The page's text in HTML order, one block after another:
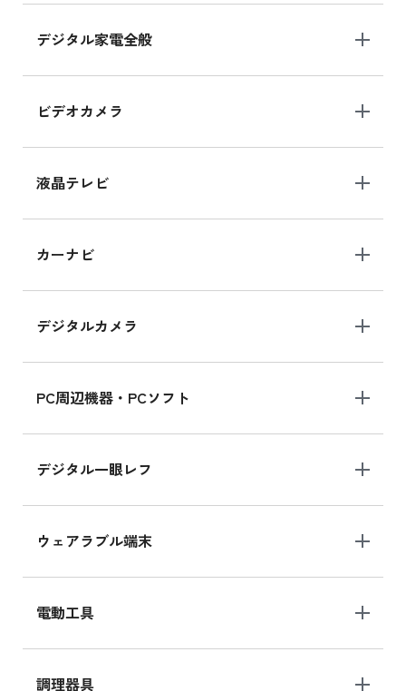
デジタル家電全般
ビデオカメラ
液晶テレビ
カーナビ
デジタルカメラ
PC周辺機器・PCソフト
デジタル一眼レフ
ウェアラブル端末
電動工具
調理器具
iPad Air 11インチ シリーズ
iPad Air 11インチ の新品買取価格
iPhone 15 128GB シリーズ
iPhone 15 128GB の新品買取価格
MK2K3J/Aの新品買取価格はこちら